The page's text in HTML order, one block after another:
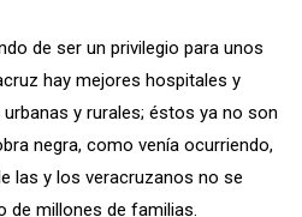
de ser un privilegio para unos
hay mejores hospitales y
y rurales; éstos ya no son
negra, como venía ocurriendo,
las y los veracruzanos no se
de millones de familias.